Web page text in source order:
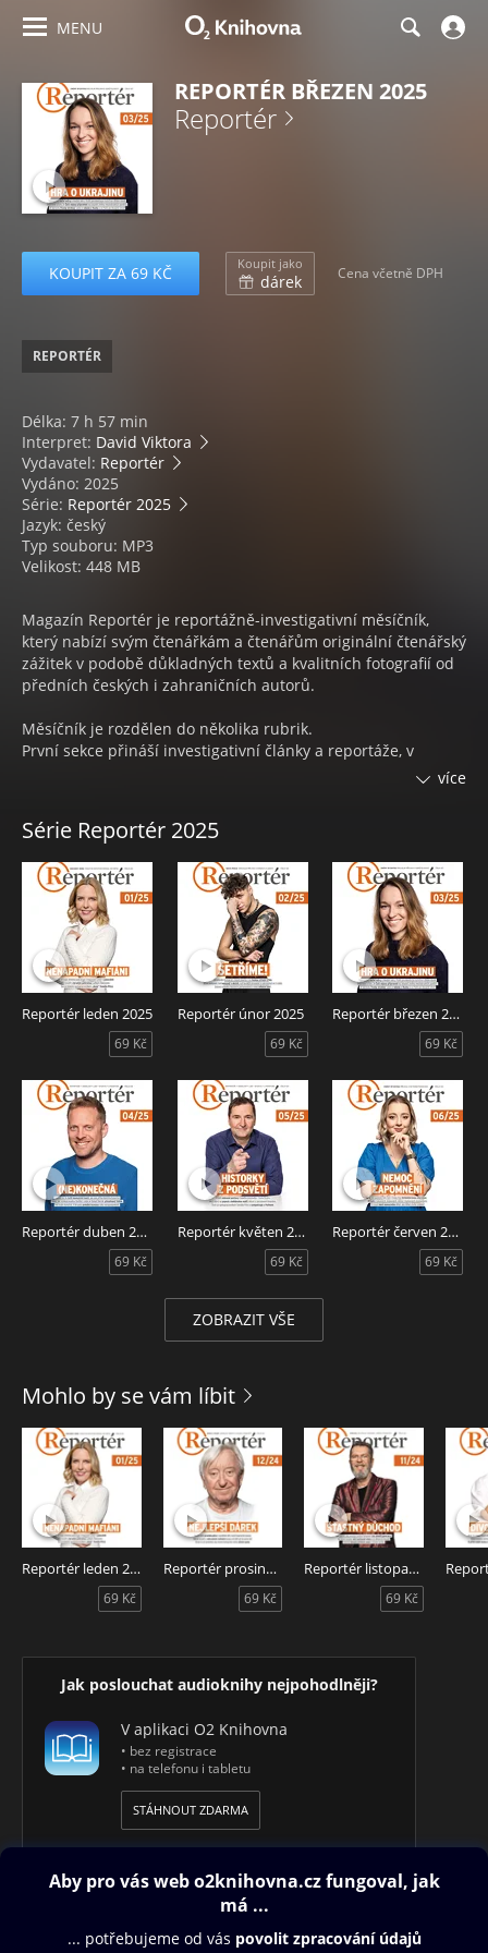
MENU
REPORTÉR BŘEZEN 2025
Reportér
KOUPIT ZA 69 KČ Koupit jako
dárek Cena včetně DPH
REPORTÉR
Délka: 7 h 57 min
Interpret: David Viktora
Vydavatel: Reportér
Vydáno: 2025
Série: Reportér 2025
Jazyk: český
Typ souboru: MP3
Velikost: 448 MB
Magazín Reportér je reportážně-investigativní měsíčník,
který nabízí svým čtenářkám a čtenářům originální čtenářský
zážitek v podobě důkladných textů a kvalitních fotografií od
předních českých i zahraničních autorů.
Měsíčník je rozdělen do několika rubrik.
První sekce přináší investigativní články a reportáže, v
Českých počinech naleznete tuzemské příběhy zajímavých a
postihnout běžné denní zpravodajství.
Rubrika Střední Evropa se zabývá děním a příběhy ze států
sousedících s Českou republikou.
V sekci Kultura pak najdete mimo jiné povídku nebo esej
psanou speciálně pro měsíčník a řadu dalších zajímavých
článků.
Reportér březen 2025 – Audiotéka ve spolupráci s
magazínem Reportér představuje měsíčník Reportér v audio
verzi. Čte David Viktora.
více
Série Reportér 2025
Reportér leden 2025
69 Kč
Reportér únor 2025
69 Kč
Reportér březen 2025
69 Kč
Reportér duben 2025
69 Kč
Reportér květen 2025
69 Kč
Reportér červen 2025
69 Kč
ZOBRAZIT VŠE
Mohlo by se vám líbit
Reportér leden 2025
69 Kč
Reportér prosinec 2024
69 Kč
Reportér listopad 2024
69 Kč
Jak poslouchat audioknihy nejpohodlněji?
V aplikaci O2 Knihovna
• bez registrace
• na telefonu i tabletu
STÁHNOUT ZDARMA
Obsah ke stažení